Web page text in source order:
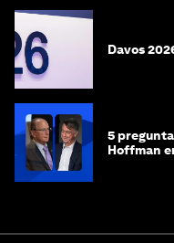
Davos
5
Hoffman